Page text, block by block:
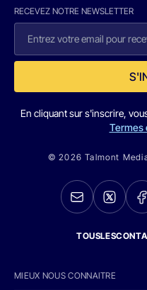
RECEVEZ NOTRE NEWSLETTER
En cliquant sur s'inscrire,
Termes
© 2026 Talmont
MIEUX NOUS CONNAITRE